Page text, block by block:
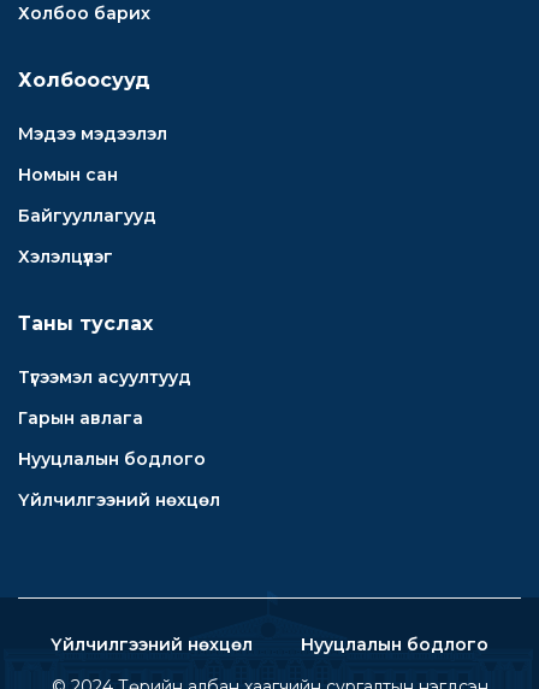
Холбоо барих
Холбоосууд
Мэдээ мэдээлэл
Номын сан
Байгууллагууд
Хэлэлцүүлэг
Таны туслах
Түгээмэл асуултууд
Гарын авлага
Нууцлалын бодлого
Үйлчилгээний нөхцөл
Үйлчилгээний нөхцөл
Нууцлалын бодлого